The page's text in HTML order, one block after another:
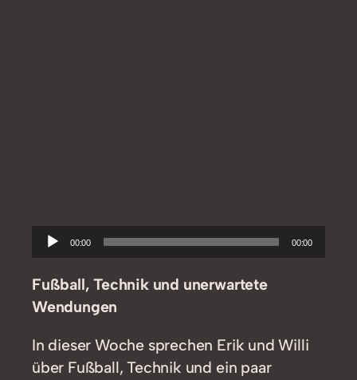
Audio-
Player
00:00 00:00
Fußball, Technik und unerwartete
Wendungen
In dieser Woche sprechen Erik und Willi
über Fußball, Technik und ein paar